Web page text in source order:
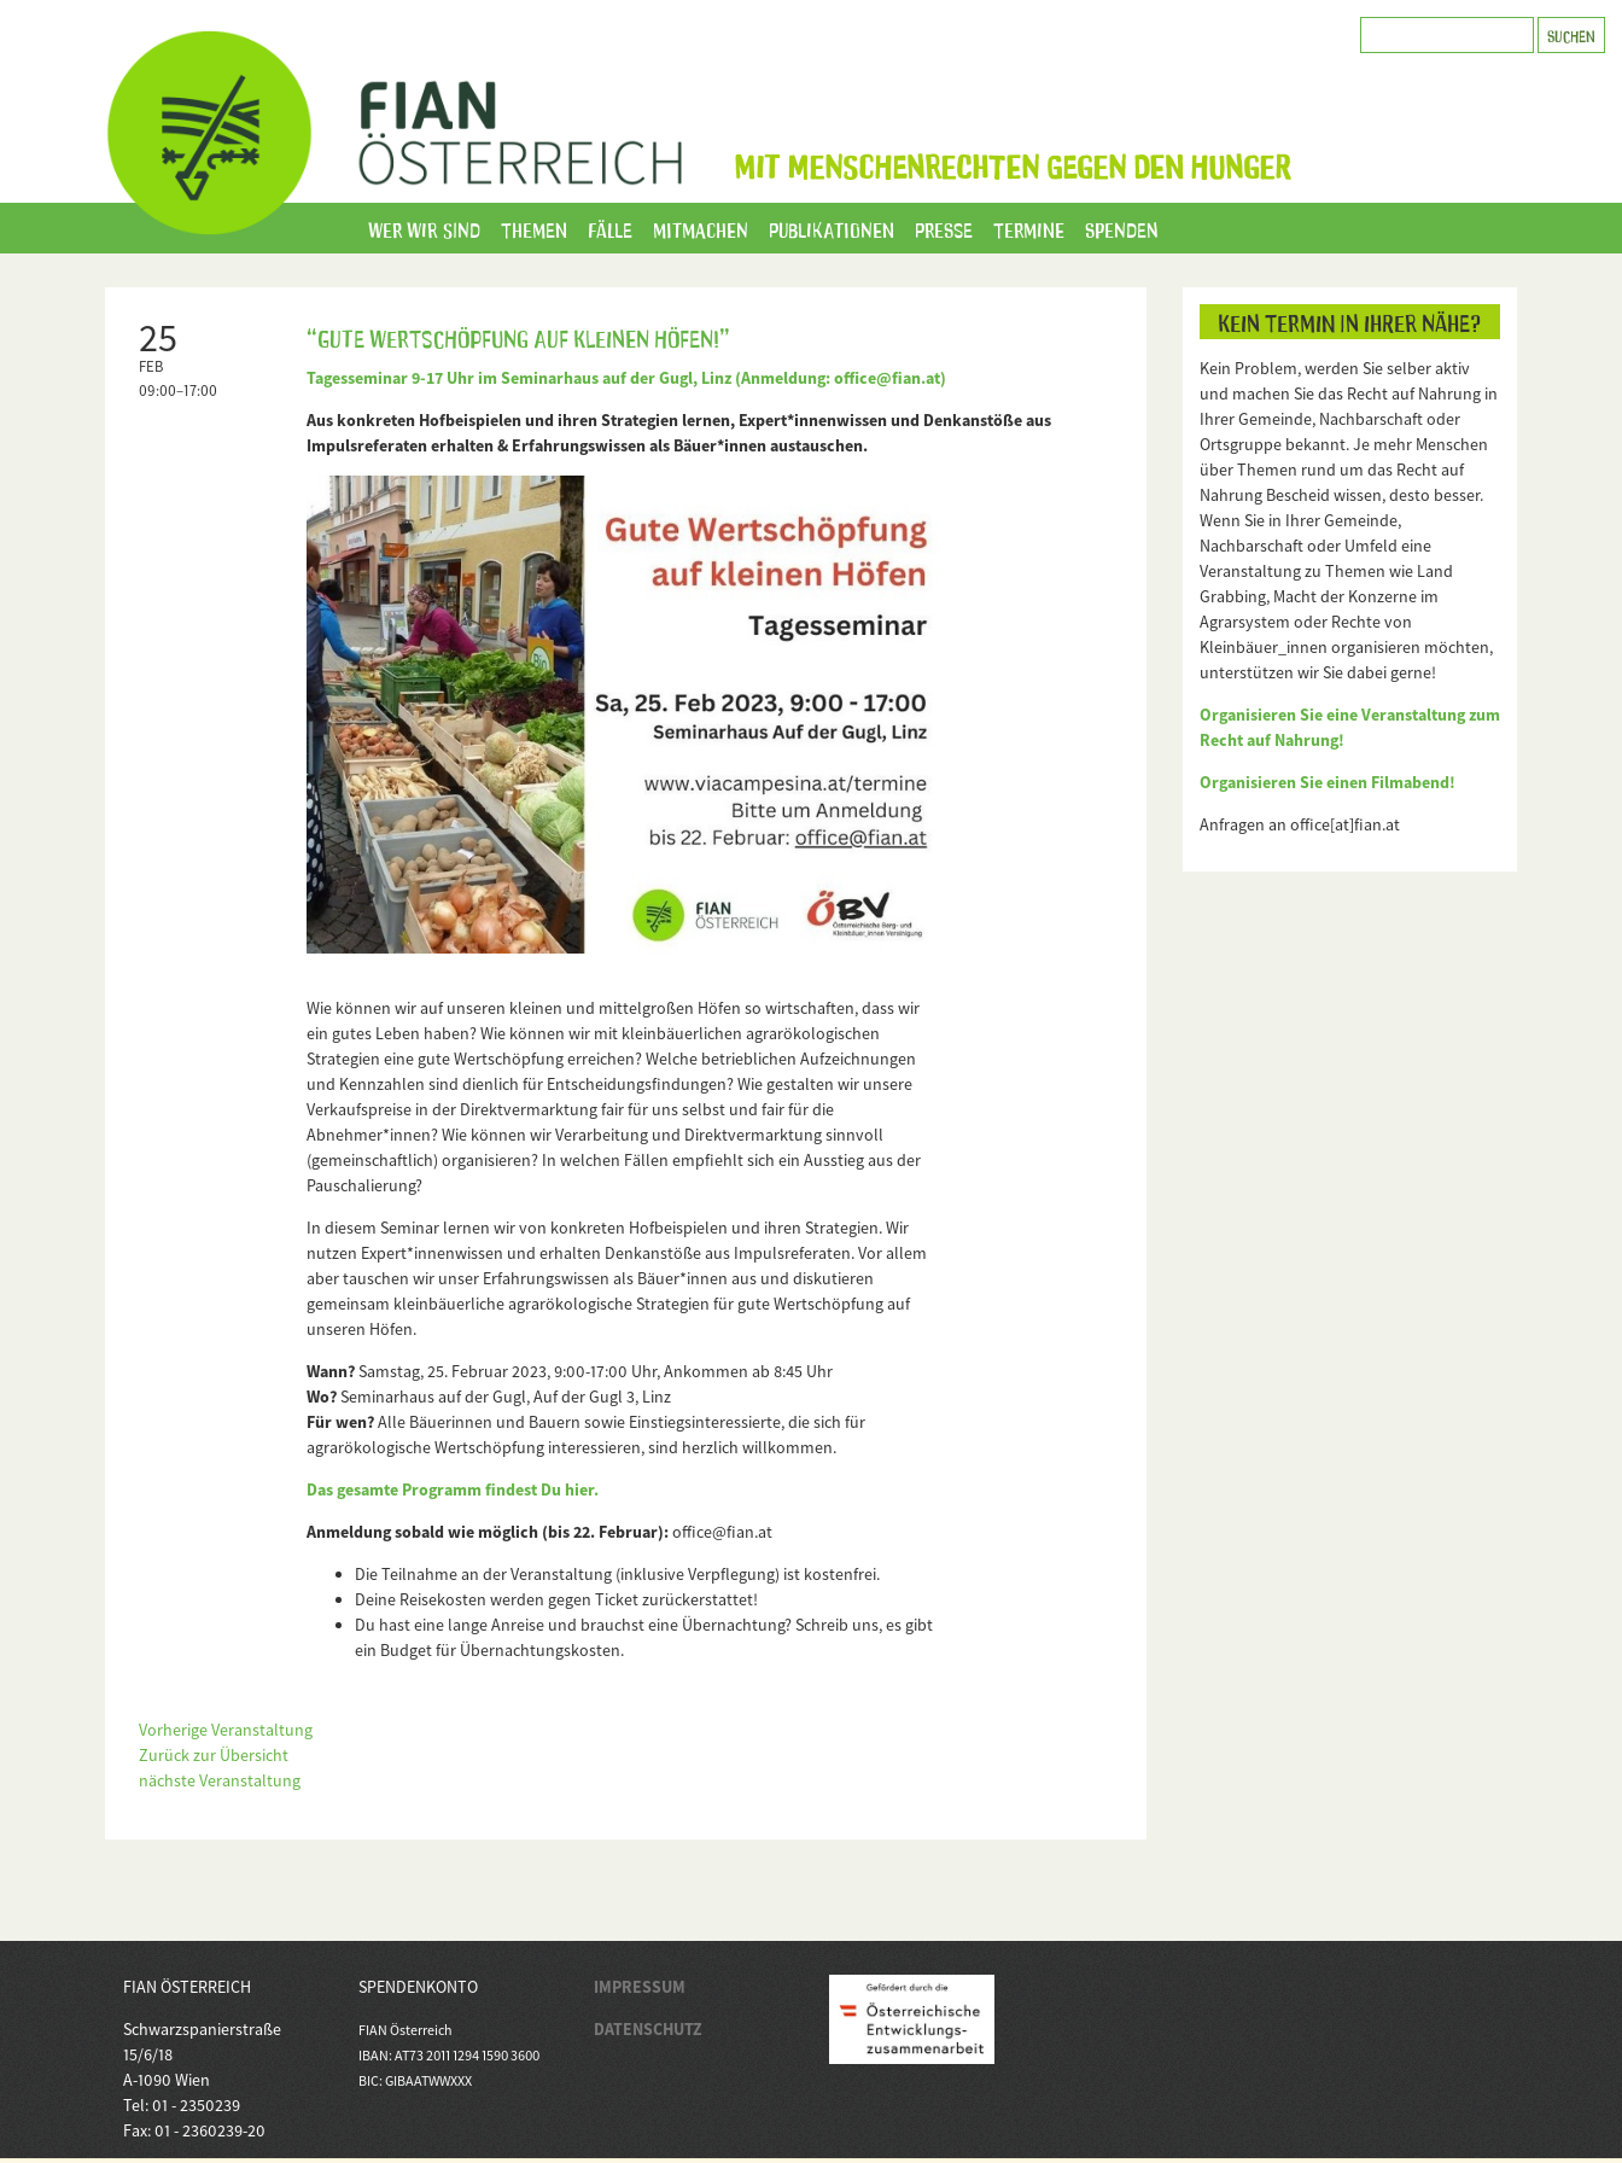
MIT MENSCHENRECHTEN GEGEN DEN HUNGER
Wer wir sind Themen Fälle Mitmachen Publikationen Presse Termine Spenden
25
FEB
09:00–17:00
“Gute Wertschöpfung auf kleinen Höfen!”
Tagesseminar 9-17 Uhr im Seminarhaus auf der Gugl, Linz (Anmeldung: office@fian.at)
Aus konkreten Hofbeispielen und ihren Strategien lernen, Expert*innenwissen und Denkanstöße aus
Impulsreferaten erhalten & Erfahrungswissen als Bäuer*innen austauschen.
Wie können wir auf unseren kleinen und mittelgroßen Höfen so wirtschaften, dass wir
ein gutes Leben haben? Wie können wir mit kleinbäuerlichen agrarökologischen
Strategien eine gute Wertschöpfung erreichen? Welche betrieblichen Aufzeichnungen
und Kennzahlen sind dienlich für Entscheidungsfindungen? Wie gestalten wir unsere
Verkaufspreise in der Direktvermarktung fair für uns selbst und fair für die
Abnehmer*innen? Wie können wir Verarbeitung und Direktvermarktung sinnvoll
(gemeinschaftlich) organisieren? In welchen Fällen empfiehlt sich ein Ausstieg aus der
Pauschalierung?
In diesem Seminar lernen wir von konkreten Hofbeispielen und ihren Strategien. Wir
nutzen Expert*innenwissen und erhalten Denkanstöße aus Impulsreferaten. Vor allem
aber tauschen wir unser Erfahrungswissen als Bäuer*innen aus und diskutieren
gemeinsam kleinbäuerliche agrarökologische Strategien für gute Wertschöpfung auf
unseren Höfen.
Wann?Samstag, 25. Februar 2023, 9:00-17:00 Uhr, Ankommen ab 8:45 Uhr
Wo?Seminarhaus auf der Gugl, Auf der Gugl 3, Linz
Für wen?Alle Bäuerinnen und Bauern sowie Einstiegsinteressierte, die sich für
agrarökologische Wertschöpfung interessieren, sind herzlich willkommen.
Das gesamte Programm findest Du hier.
Anmeldung sobald wie möglich (bis 22. Februar):office@fian.at
Die Teilnahme an der Veranstaltung (inklusive Verpflegung) ist kostenfrei.
Deine Reisekosten werden gegen Ticket zurückerstattet!
Du hast eine lange Anreise und brauchst eine Übernachtung? Schreib uns, es gibt
ein Budget für Übernachtungskosten.
Vorherige Veranstaltung
Zurück zur Übersicht
nächste Veranstaltung
Kein Termin in Ihrer Nähe?
Kein Problem, werden Sie selber aktiv
und machen Sie das Recht auf Nahrung in
Ihrer Gemeinde, Nachbarschaft oder
Ortsgruppe bekannt. Je mehr Menschen
über Themen rund um das Recht auf
Nahrung Bescheid wissen, desto besser.
Wenn Sie in Ihrer Gemeinde,
Nachbarschaft oder Umfeld eine
Veranstaltung zu Themen wie Land
Grabbing, Macht der Konzerne im
Agrarsystem oder Rechte von
Kleinbäuer_innen organisieren möchten,
unterstützen wir Sie dabei gerne!
Organisieren Sie eine Veranstaltung zum
Recht auf Nahrung!
Organisieren Sie einen Filmabend!
Anfragen an office[at]fian.at
FIAN ÖSTERREICH
Schwarzspanierstraße
15/6/18
A-1090 Wien
Tel: 01 - 2350239
Fax: 01 - 2360239-20
SPENDENKONTO
FIAN Österreich
IBAN: AT73 2011 1294 1590 3600
BIC: GIBAATWWXXX
IMPRESSUM
DATENSCHUTZ